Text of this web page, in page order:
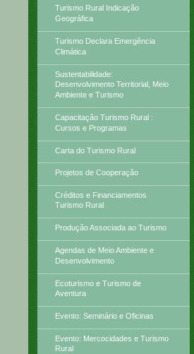
Turismo Rural Indicação
Geográfica
Turismo Declara Emergência
Climática
Sustentabilidade:
Desenvolvimento Territorial, Meio
Ambiente e Turismo
Capacitação Turismo Rural :
Cursos e Programas
Carta do Turismo Rural
Projetos de Cooperação
Créditos e Financiamentos
Turismo Rural
Produção Associada ao Turismo
Agendas de Meio Ambiente e
Desenvolvimento
Ecoturismo e Turismo de
Aventura
Evento: Seminário e Oficinas
Evento: Mercocidades e Turismo
Rural